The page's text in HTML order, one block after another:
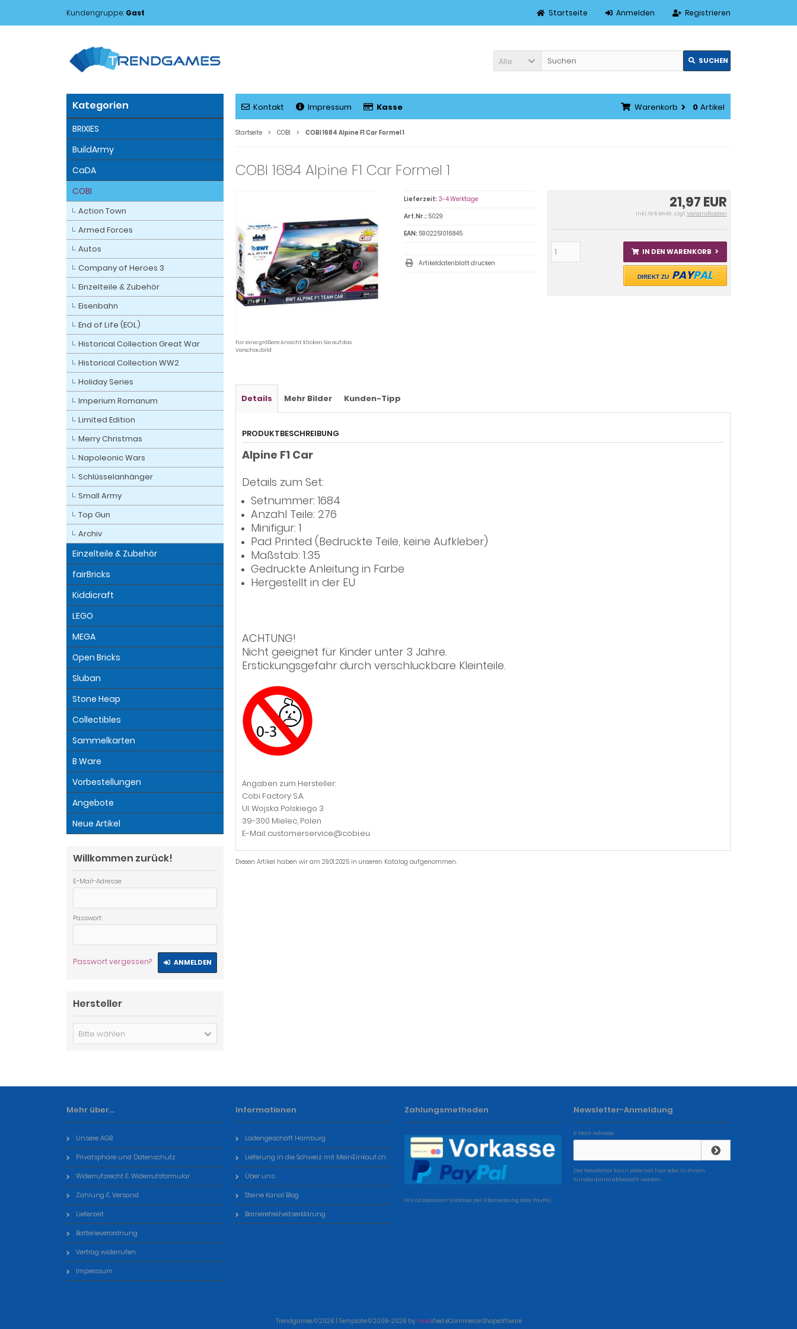
Kundengruppe: Gast Registrieren
Anmelden
Startseite
Alle SUCHEN
Kontakt Impressum Kasse Warenkorb 0 Artikel
Startseite COBI COBI 1684 Alpine F1 Car Formel 1
COBI 1684 Alpine F1 Car Formel 1
Für eine größere Ansicht klicken Sie auf das
Vorschaubild
21,97 EUR
inkl. 19 % MwSt. zzgl.Versandkosten
IN DEN WARENKORB
DIREKT ZU PAYPAL
Lieferzeit: 3-4 Werktage
Art.Nr.: 5029
EAN: 5902251016845
Artikeldatenblatt drucken
Details Mehr Bilder Kunden-Tipp
PRODUKTBESCHREIBUNG
Alpine F1 Car
Details zum Set:
Setnummer: 1684
Anzahl Teile: 276
Minifigur: 1
Pad Printed (Bedruckte Teile, keine Aufkleber)
Maßstab: 1:35
Gedruckte Anleitung in Farbe
Hergestellt in der EU
ACHTUNG!
Nicht geeignet für Kinder unter 3 Jahre.
Erstickungsgefahr durch verschluckbare Kleinteile.
Angaben zum Hersteller:
Cobi Factory S.A.
Ul. Wojska Polskiego 3
39-300 Mielec, Polen
E-Mail: customerservice@cobi.eu
Diesen Artikel haben wir am 29.01.2025 in unseren Katalog aufgenommen.
Kategorien
BRIXIES
BuildArmy
CaDA
COBI
Action Town
Armed Forces
Autos
Company of Heroes 3
Einzelteile & Zubehör
Eisenbahn
End of Life (EOL)
Historical Collection Great War
Historical Collection WW2
Holiday Series
Imperium Romanum
Limited Edition
Merry Christmas
Napoleonic Wars
Schlüsselanhänger
Small Army
Top Gun
Archiv
Einzelteile & Zubehör
fairBricks
Kiddicraft
LEGO
MEGA
Open Bricks
Sluban
Stone Heap
Collectibles
Sammelkarten
B Ware
Vorbestellungen
Angebote
Neue Artikel
Willkommen zurück!
E-Mail-Adresse:
Passwort:
Passwort vergessen? ANMELDEN
Hersteller
Bitte wählen
Mehr über...
Unsere AGB
Privatsphäre und Datenschutz
Widerrufsrecht & Widerrufsformular
Zahlung & Versand
Lieferzeit
Batterieverordnung
Vertrag widerrufen
Impressum
Informationen
Ladengeschäft Hamburg
Lieferung in die Schweiz mit MeinEinkauf.ch
Über uns
Steine Kanal Blog
Barrierefreiheitserklärung
Zahlungsmethoden
Wir akzeptieren Vorkasse per Überweisung oder PayPal.
Newsletter-Anmeldung
E-Mail-Adresse:
Der Newsletter kann jederzeit hier oder in Ihrem
Kundenkonto abbestellt werden.
Trendgames © 2026 | Template © 2009-2026 by modified eCommerce Shopsoftware